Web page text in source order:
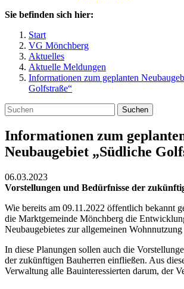
Sie befinden sich hier:
Start
VG Mönchberg
Aktuelles
Aktuelle Meldungen
Informationen zum geplanten
Golfstraße“
Suchen
Informationen zum
Neubaugebiet „Südliche
06.03.2023
Vorstellungen und Bedürfnisse der
Wie bereits am 09.11.2022 öffentlich bekannt
die Marktgemeinde Mönchberg die
Neubaugebietes zur allgemeinen
In diese Planungen sollen auch die
der zukünftigen Bauherren einfließen. Aus
Verwaltung alle Bauinteressierten darum, der